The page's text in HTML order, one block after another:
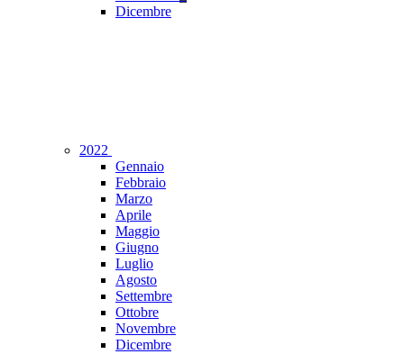
Dicembre
2022
Gennaio
Febbraio
Marzo
Aprile
Maggio
Giugno
Luglio
Agosto
Settembre
Ottobre
Novembre
Dicembre